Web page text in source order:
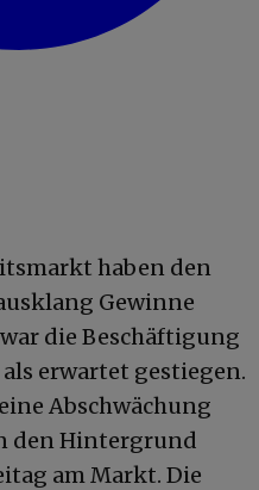
haben den
Gewinne
die Beschäftigung
erwartet gestiegen.
Abschwächung
den Hintergrund
am Markt. Die